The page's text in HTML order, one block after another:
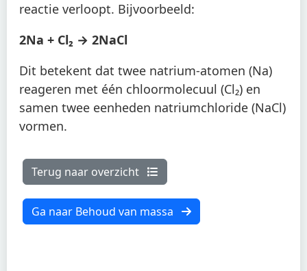
reactie verloopt. Bijvoorbeeld:
2Na + Cl₂ → 2NaCl
Dit betekent dat twee natrium-atomen (Na)
reageren met één chloormolecuul (Cl₂) en
samen twee eenheden natriumchloride (NaCl)
vormen.
Terug naar overzicht
Ga naar Behoud van massa